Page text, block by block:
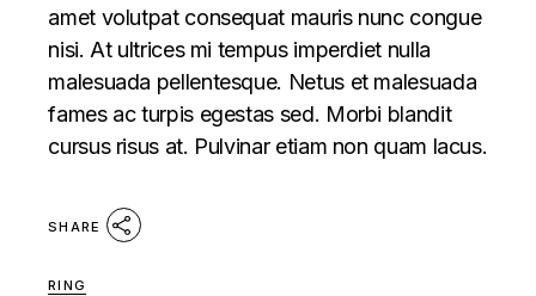
amet volutpat consequat mauris nunc congue
nisi. At ultrices mi tempus imperdiet nulla
malesuada pellentesque. Netus et malesuada
fames ac turpis egestas sed. Morbi blandit
cursus risus at. Pulvinar etiam non quam lacus.
SHARE
RING